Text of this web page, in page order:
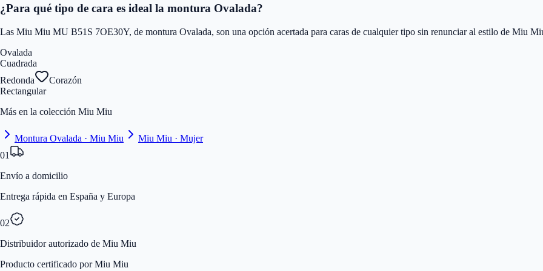
¿Para qué tipo de cara es ideal la montura Ovalada?
Las Miu Miu MU B51S 7OE30Y, de montura Ovalada, son una opción acertada para caras de cualquier tipo sin renunciar al estilo de Miu
Ovalada
Cuadrada
Redonda
Corazón
Rectangular
Más en la colección Miu Miu
Montura Ovalada · Miu Miu
Miu Miu · Mujer
01
Envío a domicilio
Entrega rápida en España y Europa
02
Distribuidor autorizado de Miu Miu
Producto certificado por Miu Miu